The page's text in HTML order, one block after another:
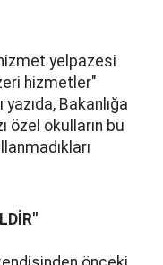
yelpazesi
hizmetler"
yazıda, Bakanlığa
özel okulların bu